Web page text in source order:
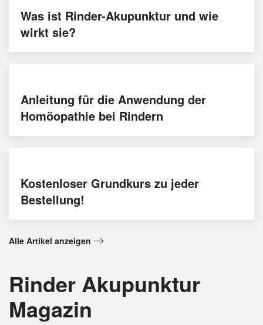
Was ist Rinder-Akupunktur und wie
wirkt sie?
Anleitung für die Anwendung der
Homöopathie bei Rindern
Kostenloser Grundkurs zu jeder
Bestellung!
Alle Artikel anzeigen
Rinder Akupunktur
Magazin